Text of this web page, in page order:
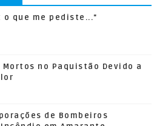
o que me pediste..."
Mortos no Paquistão Devido a
de Bombeiros